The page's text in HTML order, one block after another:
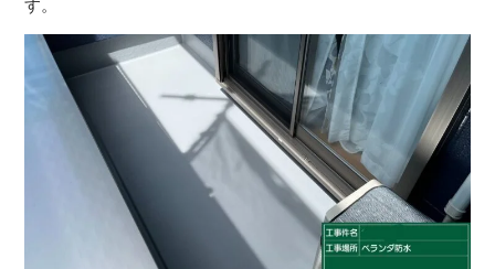
す。